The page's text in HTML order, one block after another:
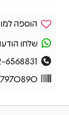
הוספה
שלחו
6568831